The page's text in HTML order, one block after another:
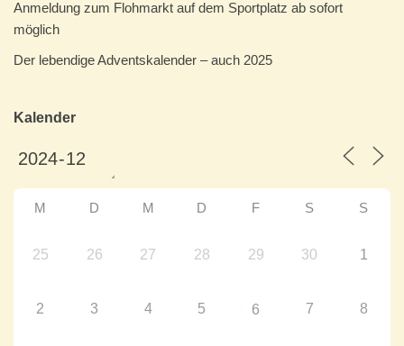
Anmeldung zum Flohmarkt auf dem Sportplatz ab sofort
möglich
Der lebendige Adventskalender – auch 2025
Kalender
M D M D F S S
25 26 27 28 29 30 1
2 3 4 5 6 7 8